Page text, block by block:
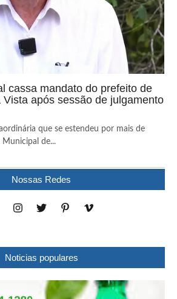
cassa mandato do prefeito de
Vista após sessão de julgamento
que se estendeu por mais de
Municipal de...
Nossas Redes
Noticias populares